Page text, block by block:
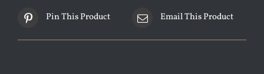
Pin This Product Email This Product